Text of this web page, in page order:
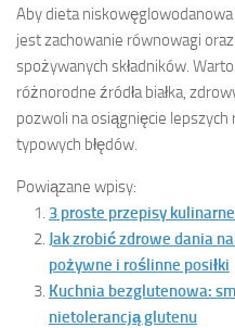
Aby dieta
jest zachowanie równowagi
spożywanych składników.
różnorodne źródła białka,
pozwoli na osiągnięcie
typowych błędów.
Powiązane wpisy:
3 proste przepisy
Jak zrobić zdrowe dania
pożywne i roślinne posiłki
Kuchnia bezglutenowa:
nietolerancją glutenu